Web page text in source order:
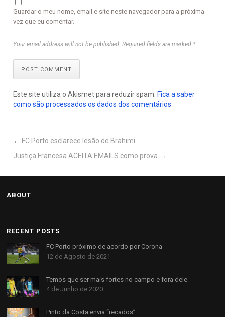
Guardar o meu nome, email e site neste navegador para a próxima
vez que eu comentar.
Your email address will not be published. Required fields are marked *
POST COMMENT
Este site utiliza o Akismet para reduzir spam. Fica a saber
como são processados os dados dos comentários
← FC Porto esclarece lesão de Brahimi
Justiça Francesa ACEITA EMAILS como prova →
ABOUT
RECENT POSTS
FC Porto próximo de acordo por Corona
12 de Agosto de 2021
Temos que ser mais fortes no campo e fora dele
4 de Junho de 2020
Pinto da Costa envia “recados”